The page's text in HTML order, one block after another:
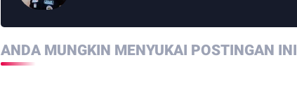
ANDA MUNGKIN MENYUKAI POSTINGAN INI